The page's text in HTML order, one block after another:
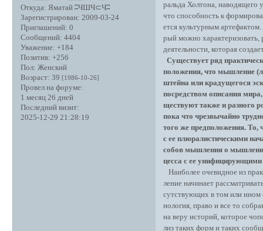
Откуда: Яматай ʭЧШЧ⊂Чʭ
Зарегистрирован: 2009-03-24
Приглашений: 0
Сообщений: 4404
Уважение: +184
Позитив: +256
Пол: Женский
Возраст: 39 [1986-10-26]
Провел на форуме:
1 месяц 26 дней
Последний визит:
2025-12-29 21:28:19
ральда Холтона, наводящего
что способность к
ется культурным
рый можно характеризовать,
деятельности, которая
Существует ряд
положения, что мышление
штейна или крадущегося
посредством описания
ществуют также и разного
пока что чрезвычайно
того же предположения. То,
с ее плюралистическими
собов мышления о
цесса с ее
Наиболее очевидное из
ление начинает
сутствующих в том или ином
нология, право и все то
на веру историй, которое
лиз таких форм и таких